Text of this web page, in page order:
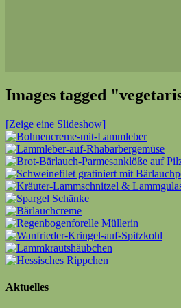
Images tagged
[Zeige eine Slideshow]
Aktuelles